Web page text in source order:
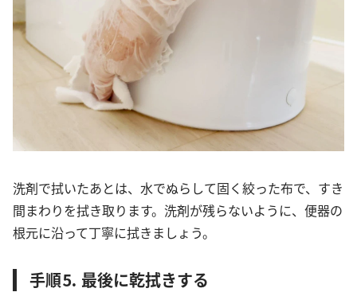
洗剤で拭いたあとは、水でぬらして固く絞った布で、すき
間まわりを拭き取ります。洗剤が残らないように、便器の
根元に沿って丁寧に拭きましょう。
手順⒌ 最後に乾拭きする